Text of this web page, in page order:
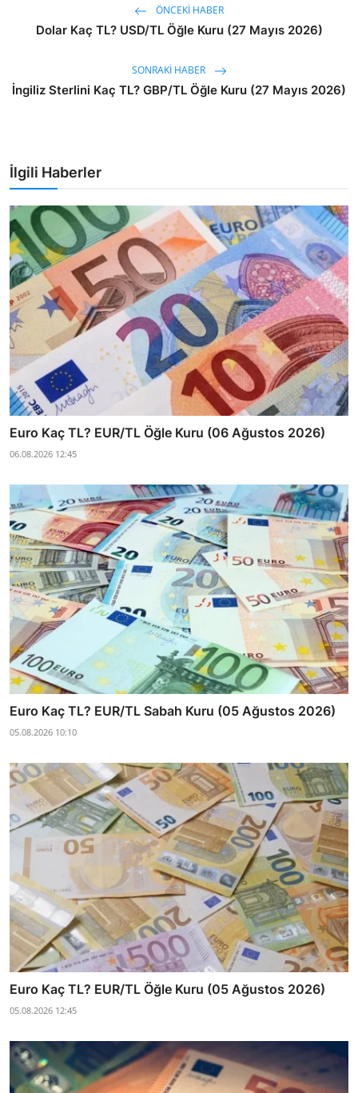
ÖNCEKI HABER
Dolar Kaç TL? USD/TL Öğle Kuru (27 Mayıs 2026)
SONRAKI HABER
İngiliz Sterlini Kaç TL? GBP/TL Öğle Kuru (27 Mayıs 2026)
İlgili Haberler
Euro Kaç TL? EUR/TL Öğle Kuru (06 Ağustos 2026)
06.08.2026 12:45
Euro Kaç TL? EUR/TL Sabah Kuru (05 Ağustos 2026)
05.08.2026 10:10
Euro Kaç TL? EUR/TL Öğle Kuru (05 Ağustos 2026)
05.08.2026 12:45